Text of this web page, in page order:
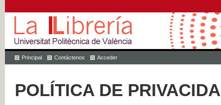
Principal Contáctenos Acceder
POLÍTICA DE